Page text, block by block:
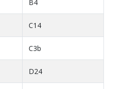
B4
C14
C3b
D24